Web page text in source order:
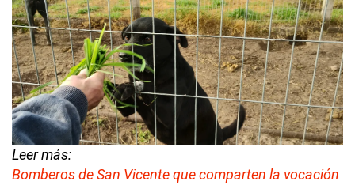
Leer más:
Bomberos de San Vicente que comparten la vocación